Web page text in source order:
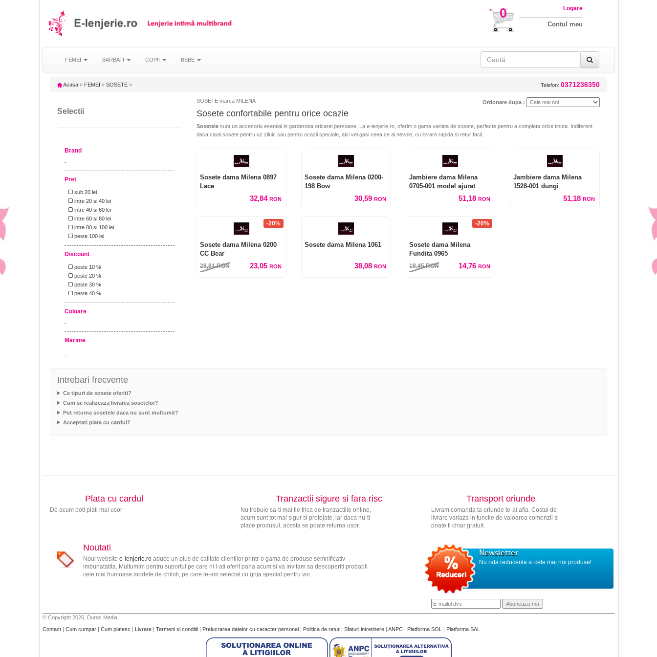
0 Logare
Contul meu
FEMEI BARBATI COPII BEBE
Acasa » FEMEI » SOSETE » Telefon: 0371236350
Selectii
-
Brand
-
Pret
sub 20 lei
intre 20 si 40 lei
intre 40 si 60 lei
intre 60 si 80 lei
intre 80 si 100 lei
peste 100 lei
Discount
peste 10 %
peste 20 %
peste 30 %
peste 40 %
Culoare
-
Marime
-
SOSETE marca MILENA Ordonare dupa :
Sosete confortabile pentru orice ocazie
Sosetele sunt un accesoriu esential in garderoba oricarei persoane. La e-lenjerie.ro, oferim o gama variata de sosete, perfecte pentru a completa orice tinuta. Indiferent
daca cauti sosete pentru uz zilnic sau pentru ocazii speciale, aici vei gasi ceea ce ai nevoie, cu livrare rapida si retur facil.
Sosete dama Milena 0897
Lace
32,84 RON
Sosete dama Milena 0200-
198 Bow
30,59 RON
Jambiere dama Milena
0705-001 model ajurat
51,18RON
Jambiere dama Milena
1528-001 dungi
51,18 RON
-20%
Sosete dama Milena 0200
CC Bear
28,81RON 23,05 RON
Sosete dama Milena 1061
38,08 RON
-20%
Sosete dama Milena
Fundita 0965
18,45RON 14,76RON
Intrebari frecvente
Ce tipuri de sosete oferiti?
Cum se realizeaza livrarea sosetelor?
Pot returna sosetele daca nu sunt multumit?
Acceptati plata cu cardul?
Plata cu cardul
De acum poti plati mai usor
Tranzactii sigure si fara risc
Nu trebuie sa-ti mai fie frica de tranzactiile online,
acum sunt tot mai sigur si protejate, iar daca nu-ti
place produsul, acesta se poate returna usor.
Transport oriunde
Livram comanda ta oriunde te-ai afla. Costul de
livrare variaza in functie de valoarea comenzii si
poate fi chiar gratuit.
Noutati
Noul website e-lenjerie.roaduce un plus de calitate clientilor printr-o gama de produse semnificativ
imbunatatita. Multumim pentru suportul pe care ni l-ati oferit pana acum si va invitam sa descoperiti probabil
cele mai frumoase modele de chiloti, pe care le-am selectat cu grija special pentru voi.
Newsletter
Nu rata reducerile si cele mai noi produse!
© Copyright 2026, Duras Media
Contact | Cum cumpar | Cum platesc | Livrare | Termeni si conditii | Prelucrarea datelor cu caracter personal | Politica de retur | Sfaturi intretinere | ANPC | Platforma SOL | Platforma SAL